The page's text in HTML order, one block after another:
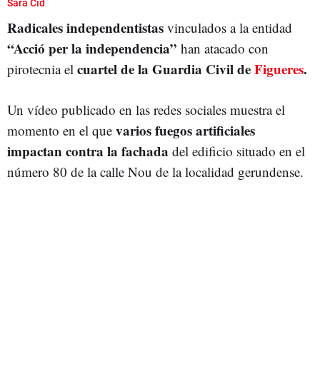
Sara Cid
Radicales independentistas vinculados a la entidad
“Acció per la independencia” han atacado con
pirotecnia el cuartel de la Guardia Civil deFigueres.
Un vídeo publicado en las redes sociales muestra el
momento en el que varios fuegos artificiales
impactan contra la fachada del edificio situado en el
número 80 de la calle Nou de la localidad gerundense.